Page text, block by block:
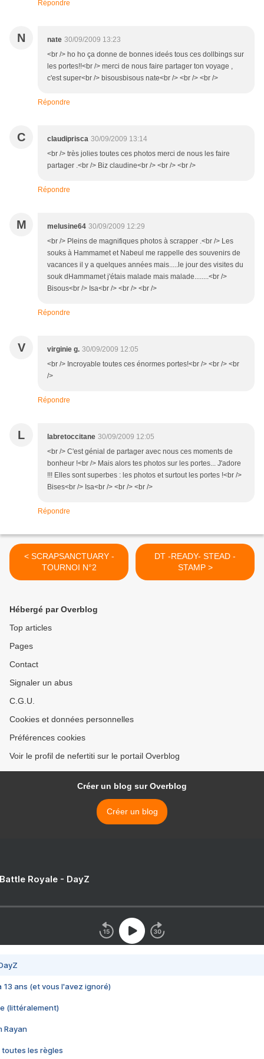
Répondre
N nate 30/09/2009 13:23
<br /> ho ho ça donne de bonnes ideés tous ces dollbings sur
les portes!!<br /> merci de nous faire partager ton voyage ,
c'est super<br /> bisousbisous nate<br /> <br /> <br />
Répondre
C claudiprisca 30/09/2009 13:14
<br /> très jolies toutes ces photos merci de nous les faire
partager .<br /> Biz claudine<br /> <br /> <br />
Répondre
M melusine64 30/09/2009 12:29
<br /> Pleins de magnifiques photos à scrapper .<br /> Les
souks à Hammamet et Nabeul me rappelle des souvenirs de
vacances il y a quelques années mais.....le jour des visites du
souk dHammamet j'étais malade mais malade........<br />
Bisous<br /> Isa<br /> <br /> <br />
Répondre
V virginie g. 30/09/2009 12:05
<br /> Incroyable toutes ces énormes portes!<br /> <br /> <br
/>
Répondre
L labretoccitane 30/09/2009 12:05
<br /> C'est génial de partager avec nous ces moments de
bonheur !<br /> Mais alors tes photos sur les portes... J'adore
!!! Elles sont superbes : les photos et surtout les portes !<br />
Bises<br /> Isa<br /> <br /> <br />
Répondre
< SCRAPSANCTUARY -
TOURNOI N°2
DT -READY- STEAD -
STAMP >
Hébergé par Overblog
Top articles
Pages
Contact
Signaler un abus
C.G.U.
Cookies et données personnelles
Préférences cookies
Voir le profil de nefertiti sur le portail Overblog
Créer un blog sur Overblog
Créer un blog
Royale - DayZ
13 ans (et vous l'avez ignoré)
(littéralement)
Rayan
toutes les règles